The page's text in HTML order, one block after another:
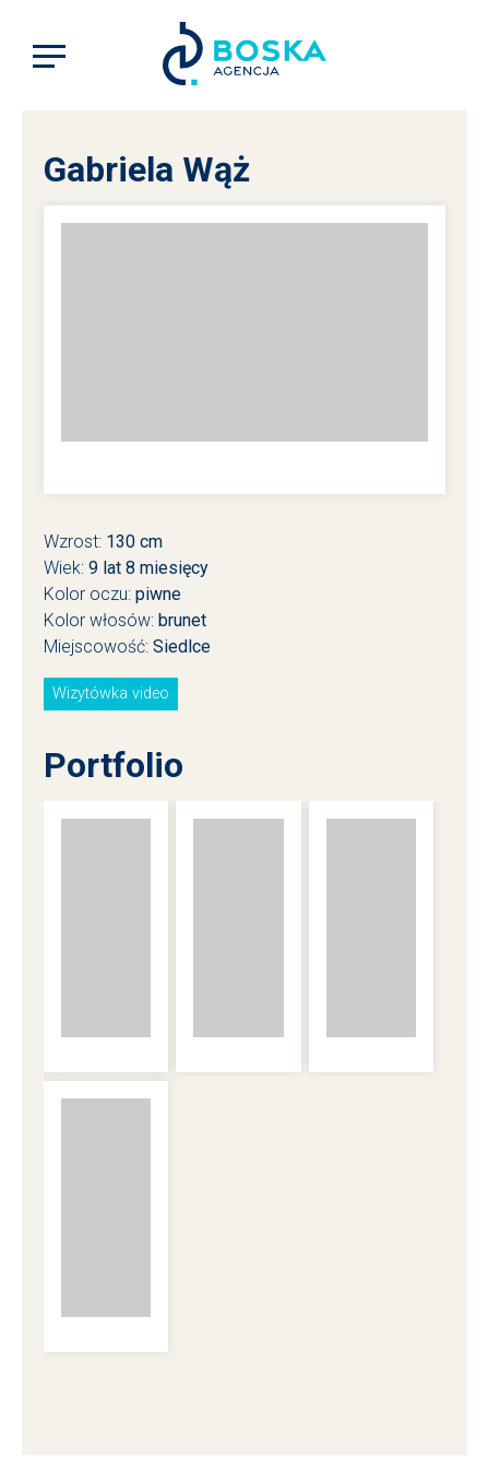
Gabriela Wąż
Wzrost: 130 cm
Wiek: 9 lat 8 miesięcy
Kolor oczu: piwne
Kolor włosów: brunet
Miejscowość: Siedlce
Wizytówka video
Portfolio